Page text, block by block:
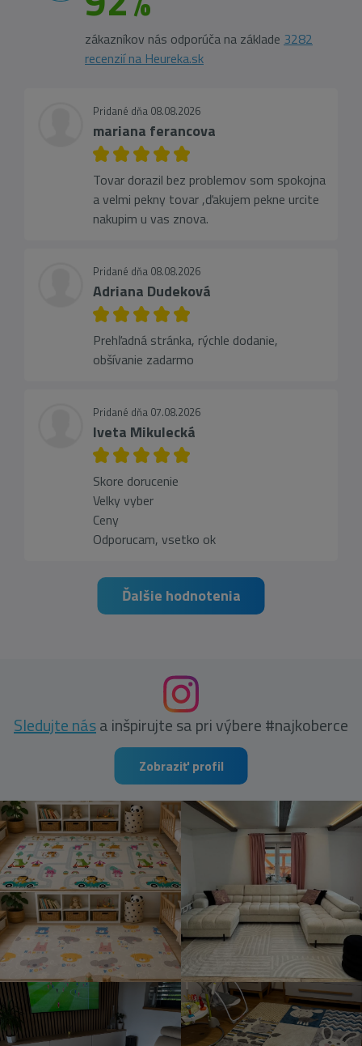
zákazníkov nás odporúča na základe 3282
recenzií na Heureka.sk
Pridané dňa 08.08.2026
mariana ferancova
Tovar dorazil bez problemov som spokojna
a velmi pekny tovar ,ďakujem pekne urcite
nakupim u vas znova.
Pridané dňa 08.08.2026
Adriana Dudeková
Prehľadná stránka, rýchle dodanie,
obšívanie zadarmo
Pridané dňa 07.08.2026
Iveta Mikulecká
Skore dorucenie
Velky vyber
Ceny
Odporucam, vsetko ok
Ďalšie hodnotenia
Sledujte nása inšpirujte sa pri výbere #najkoberce
Zobraziť profil